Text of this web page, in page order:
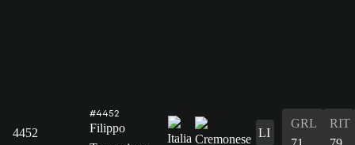
4452
#4452
Filippo
LI
GRL
RIT